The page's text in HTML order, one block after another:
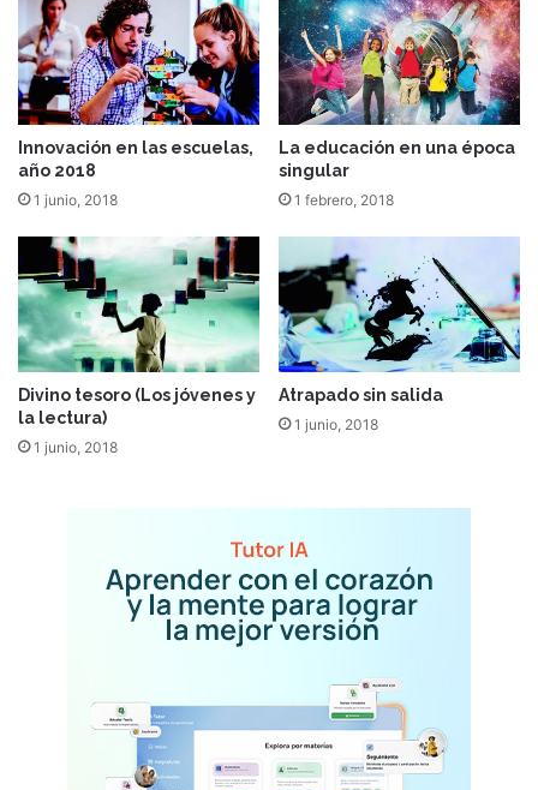
Innovación en las escuelas,
año 2018
1 junio, 2018
La educación en una época
singular
1 febrero, 2018
Divino tesoro (Los jóvenes y
la lectura)
1 junio, 2018
Atrapado sin salida
1 junio, 2018